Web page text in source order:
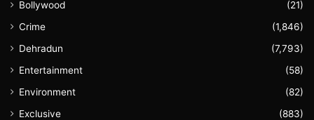
Bollywood
(21)
Crime
(1,846)
Dehradun
(7,793)
Entertainment
(58)
Environment
(82)
Exclusive
(883)